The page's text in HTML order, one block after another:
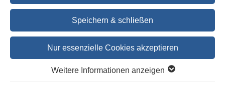
Speichern & schließen
Nur essenzielle Cookies akzeptieren
Weitere Informationen anzeigen